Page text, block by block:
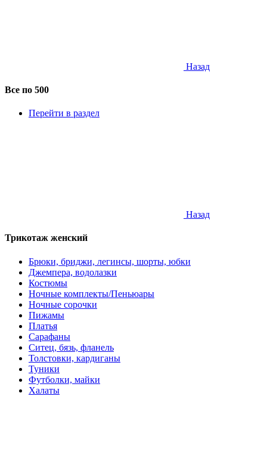
Назад
Все по 500
Перейти в раздел
Назад
Трикотаж женский
Брюки, бриджи, легинсы, шорты, юбки
Джемпера, водолазки
Костюмы
Ночные комплекты/Пеньюары
Ночные сорочки
Пижамы
Платья
Сарафаны
Ситец, бязь, фланель
Толстовки, кардиганы
Туники
Футболки, майки
Халаты